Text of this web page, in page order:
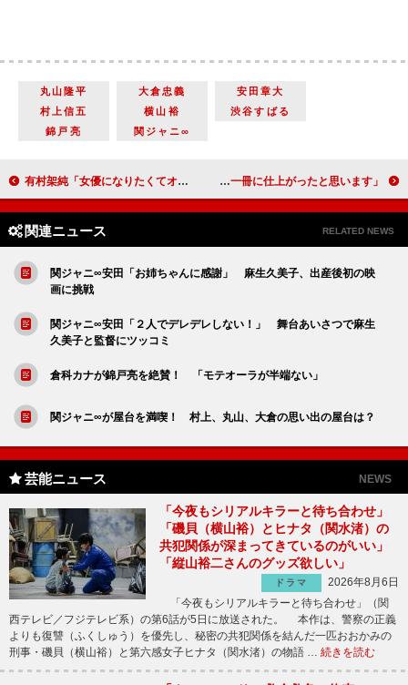
丸山隆平 大倉忠義
安田章大
村上信五
横山裕
渋谷すばる
錦戸亮
関ジャニ∞
有村架純「女優になりたくてオーディションを受けた」 『ＪＵＤＧＥ／ジャッジ』初日舞台あいさつ 木村文乃、ファースト写真集『ふみの』を発売 「百二十点の一冊に仕上がったと思います」
関連ニュース RELATED NEWS
関ジャニ∞安田「お姉ちゃんに感謝」 麻生久美子、出産後初の映
画に挑戦
関ジャニ∞安田「２人でデレデレしない！」 舞台あいさつで麻生
久美子と監督にツッコミ
倉科カナが錦戸亮を絶賛！ 「モテオーラが半端ない」
関ジャニ∞が屋台を満喫！ 村上、丸山、大倉の思い出の屋台は？
芸能ニュース NEWS
「今夜もシリアルキラーと待ち合わせ」
「磯貝（横山裕）とヒナタ（関水渚）の
共犯関係が深まってきているのがいい」
「縦山裕二さんのグッズ欲しい」
ドラマ
2026年8月6日
「今夜もシリアルキラーと待ち合わせ」（関
西テレビ／フジテレビ系）の第6話が5日に放送された。 本作は、警察の正義
よりも復讐（ふくしゅう）を優先し、秘密の共犯関係を結んだ一匹おおかみの
刑事・磯貝（横山裕）と第六感女子ヒナタ（関水渚）の物語 … 続きを読む